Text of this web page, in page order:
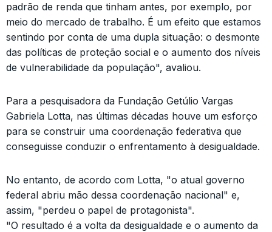
padrão de renda que tinham antes, por exemplo, por
meio do mercado de trabalho. É um efeito que estamos
sentindo por conta de uma dupla situação: o desmonte
das políticas de proteção social e o aumento dos níveis
de vulnerabilidade da população", avaliou.
Para a pesquisadora da Fundação Getúlio Vargas
Gabriela Lotta, nas últimas décadas houve um esforço
para se construir uma coordenação federativa que
conseguisse conduzir o enfrentamento à desigualdade.
No entanto, de acordo com Lotta, "o atual governo
federal abriu mão dessa coordenação nacional" e,
assim, "perdeu o papel de protagonista".
"O resultado é a volta da desigualdade e o aumento da